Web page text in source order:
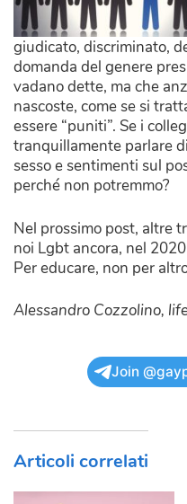
giudicato, discriminato,
domanda del genere
vadano dette, ma che
nascoste, come se si
essere “puniti”. Se i
tranquillamente parlare
sesso e sentimenti sul
perché non potremmo?
Nel prossimo post, altre
noi Lgbt ancora, nel
Per educare, non per
Alessandro Cozzolino,
Join
Articoli correlati